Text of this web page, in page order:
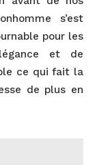
s’est
pour les
et de
ce qui fait la
de plus en